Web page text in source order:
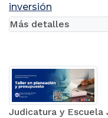
inversión
Judicatura y Escuela
Más detalles